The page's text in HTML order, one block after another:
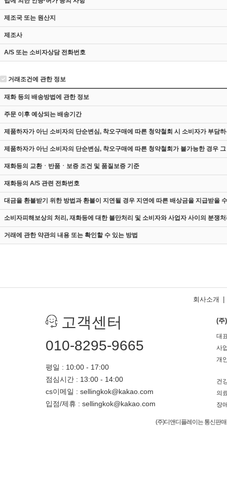
제조국 또는 원산지
제조사
A/S 또는 소비자상담 전화번호
거래조건에 관한 정보
재화 등의 배송방법에 관한 정보
주문 이후 예상되는 배송기간
제품하자가 아닌 소비자의 단순변심, 착오구매에 따른 청약철회 시 소비자가 부담
제품하자가 아닌 소비자의 단순변심, 착오구매에 따른 청약철회가 불가능한 경우
재화등의 교환ㆍ반품ㆍ보증 조건 및 품질보증 기준
재화등의 A/S 관련 전화번호
대금을 환불받기 위한 방법과 환불이 지연될 경우 지연에 따른 배상금을 지급받을
소비자피해보상의 처리, 재화등에 대한 불만처리 및 소비자와 사업자 사이의 분쟁
거래에 관한 약관의 내용 또는 확인할 수 있는 방법
회사소개
고객센터
010-8295-9665
평일 : 10:00 - 17:00
점심시간 : 13:00 - 14:00
cs이메일 : sellingkok@kakao.com
입점/제휴 : sellingkok@kakao.com
(주
대
사
개
건
의
장
(주)디앤디플레이는 통신판